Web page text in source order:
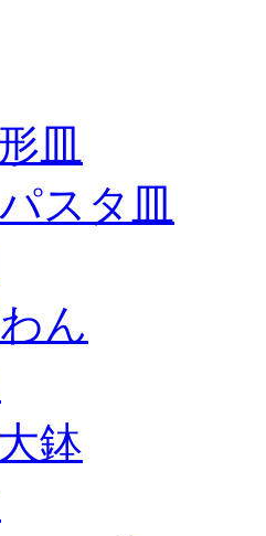
皿
スタ皿
ん
鉢